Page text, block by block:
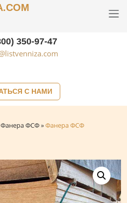
С НАМИ
350-97-47
Фанера ФСФ»Фанера ФСФ